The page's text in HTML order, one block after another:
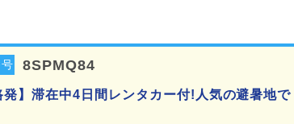
8SPMQ84
】滞在中4日間レンタカー付!人気の避暑地で